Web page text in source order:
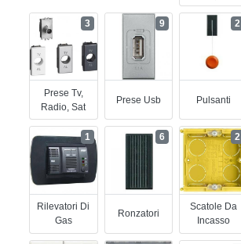
Prese Tv,
Radio, Sat
3
Prese Usb
9
Pulsanti
2
Rilevatori Di
Gas
1
Ronzatori
6
Scatole Da
Incasso
2